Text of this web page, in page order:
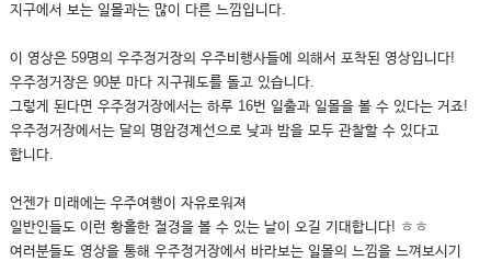
지구에서 보는 일몰과는 많이 다른 느낌입니다.
이 영상은 59명의 우주정거장의 우주비행사들에 의해서 포착된 영상입니다!
우주정거장은 90분 마다 지구궤도를 돌고 있습니다.
그렇게 된다면 우주정거장에서는 하루 16번 일출과 일몰을 볼 수 있다는 거죠!
우주정거장에서는 달의 명암경계선으로 낮과 밤을 모두 관찰할 수 있다고
합니다.
언젠가 미래에는 우주여행이 자유로워져
일반인들도 이런 황홀한 절경을 볼 수 있는 날이 오길 기대합니다! ㅎㅎ
여러분들도 영상을 통해 우주정거장에서 바라보는 일몰의 느낌을 느껴보시기